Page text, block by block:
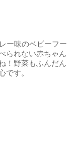
ー味のベビーフー
られない赤ちゃん
！野菜もふんだん
です。